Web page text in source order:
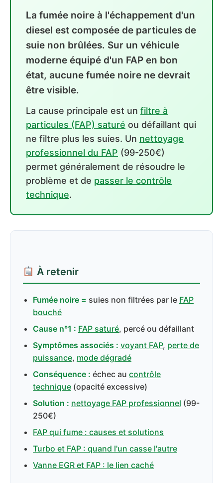
La fumée noire à l'échappement d'un
diesel est composée de particules de
suie non brûlées. Sur un véhicule
moderne équipé d'un FAP en bon
état, aucune fumée noire ne devrait
être visible.
La cause principale est un filtre à
particules (FAP) saturé ou défaillant qui
ne filtre plus les suies. Un nettoyage
professionnel du FAP (99-250€)
permet généralement de résoudre le
problème et de passer le contrôle
technique.
À retenir
Fumée noire = suies non filtrées par le FAP
bouché
Cause n°1 : FAP saturé, percé ou défaillant
Symptômes associés : voyant FAP, perte de
puissance, mode dégradé
Conséquence : échec au contrôle
technique (opacité excessive)
Solution : nettoyage FAP professionnel (99-
250€)
FAP qui fume : causes et solutions
Turbo et FAP : quand l'un casse l'autre
Vanne EGR et FAP : le lien caché